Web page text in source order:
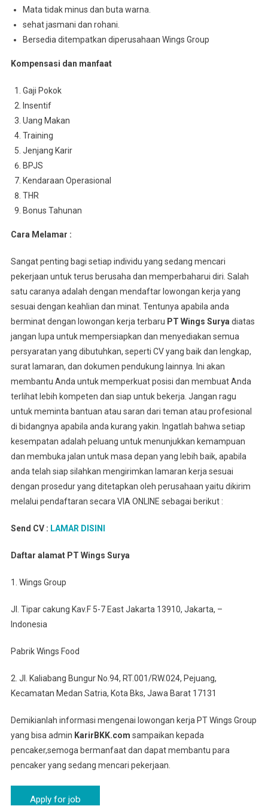
Mata tidak minus dan buta warna.
sehat jasmani dan rohani.
Bersedia ditempatkan diperusahaan Wings Group
Kompensasi dan manfaat
Gaji Pokok
Insentif
Uang Makan
Training
Jenjang Karir
BPJS
Kendaraan Operasional
THR
Bonus Tahunan
Cara Melamar :
Sangat penting bagi setiap individu yang sedang mencari
pekerjaan untuk terus berusaha dan memperbaharui diri. Salah
satu caranya adalah dengan mendaftar lowongan kerja yang
sesuai dengan keahlian dan minat. Tentunya apabila anda
berminat dengan lowongan kerja terbaru PT Wings Surya diatas
jangan lupa untuk mempersiapkan dan menyediakan semua
persyaratan yang dibutuhkan, seperti CV yang baik dan lengkap,
surat lamaran, dan dokumen pendukung lainnya. Ini akan
membantu Anda untuk memperkuat posisi dan membuat Anda
terlihat lebih kompeten dan siap untuk bekerja. Jangan ragu
untuk meminta bantuan atau saran dari teman atau profesional
di bidangnya apabila anda kurang yakin. Ingatlah bahwa setiap
kesempatan adalah peluang untuk menunjukkan kemampuan
dan membuka jalan untuk masa depan yang lebih baik, apabila
anda telah siap silahkan mengirimkan lamaran kerja sesuai
dengan prosedur yang ditetapkan oleh perusahaan yaitu dikirim
melalui pendaftaran secara VIA ONLINE sebagai berikut :
Send CV : LAMAR DISINI
Daftar alamat PT Wings Surya
1. Wings Group
Jl. Tipar cakung Kav.F 5-7 East Jakarta 13910, Jakarta, –
Indonesia
Pabrik Wings Food
2. Jl. Kaliabang Bungur No.94, RT.001/RW.024, Pejuang,
Kecamatan Medan Satria, Kota Bks, Jawa Barat 17131
Demikianlah informasi mengenai lowongan kerja PT Wings Group
yang bisa admin KarirBKK.com sampaikan kepada
pencaker,semoga bermanfaat dan dapat membantu para
pencaker yang sedang mencari pekerjaan.